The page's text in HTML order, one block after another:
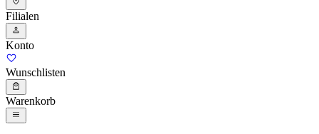
Filialen
Konto
Wunschlisten
Warenkorb